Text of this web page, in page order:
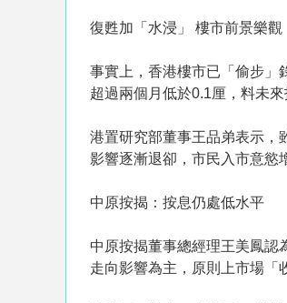
復甦加「水浸」 樓市前景樂觀
事實上，香港樓市已「偷步」
超過兩個月低於0.1厘，料未
港置研究部董事王品弟表示，
影響逐漸退卻，市民入市意慾
中原按揭：按息仍處低水平
中原按揭董事總經理王美鳳認
走向影響為主，原則上市場「